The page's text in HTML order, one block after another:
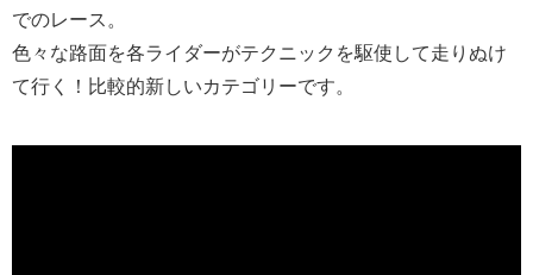
でのレース。
色々な路面を各ライダーがテクニックを駆使して走りぬけ
て行く！比較的新しいカテゴリーです。